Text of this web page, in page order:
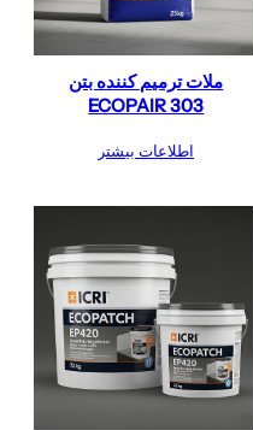
ملات ترمیم کننده بتن
ECOPAIR 303
اطلاعات بیشتر